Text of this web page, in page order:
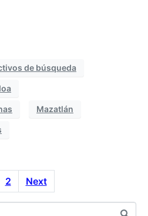
de búsqueda
Mazatlán
2 Next